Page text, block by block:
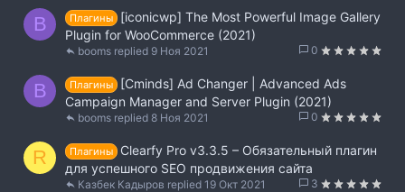
B Плагины
[iconicwp] The Most Powerful Image Gallery
Plugin for WooCommerce (2021)
0
9 Ноя 2021
booms
B Плагины
[Cminds] Ad Changer | Advanced Ads
Campaign Manager and Server Plugin (2021)
0
8 Ноя 2021
booms
R Плагины
Clearfy Pro v3.3.5 – Обязательный плагин
для успешного SEO продвижения сайта
3
19 Окт 2021
Казбек Кадыров